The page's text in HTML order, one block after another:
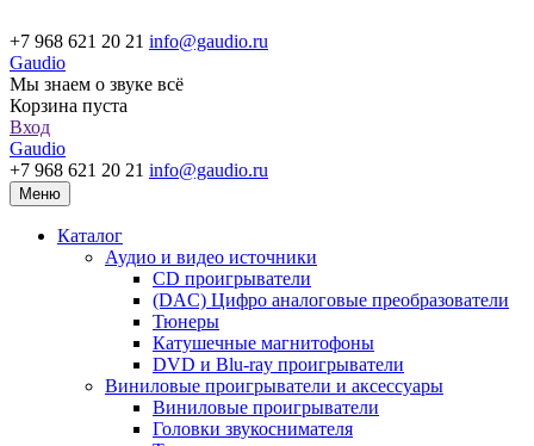
+7 968 621 20 21 info@gaudio.ru
Gaudio
Мы знаем о звуке всё
Корзина пуста
Вход
Gaudio
+7 968 621 20 21 info@gaudio.ru
Меню
Каталог
Аудио и видео источники
CD проигрыватели
(DAC) Цифро аналоговые преобразователи
Тюнеры
Катушечные магнитофоны
DVD и Blu-ray проигрыватели
Виниловые проигрыватели и аксессуары
Виниловые проигрыватели
Головки звукоснимателя